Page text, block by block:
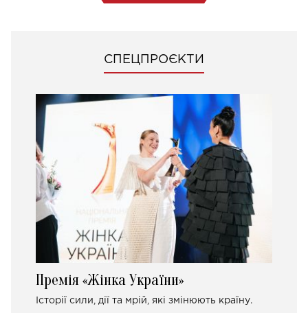
СПЕЦПРОЄКТИ
Премія «Жінка України»
Історії сили, дії та мрій, які змінюють країну.